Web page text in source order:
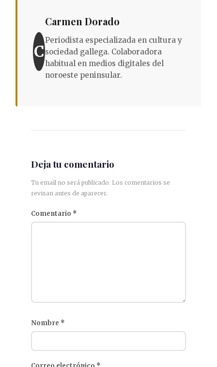
C
Carmen Dorado
Periodista especializada en cultura y
sociedad gallega. Colaboradora
habitual en medios digitales del
noroeste peninsular.
Deja tu comentario
Tu email no será publicado. Los comentarios se
revisan antes de aparecer.
Comentario *
Nombre *